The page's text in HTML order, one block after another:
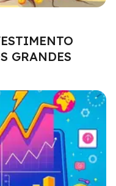
GRANDES